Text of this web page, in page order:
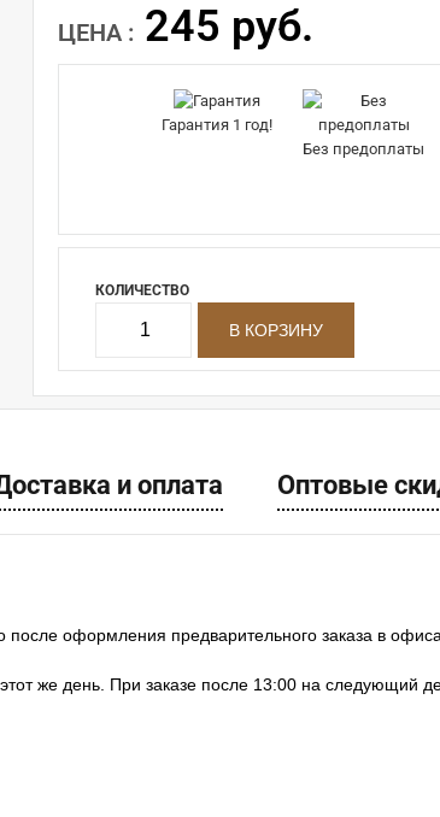
ЦЕНА : 245 руб.
Гарантия 1 год!
Без предоплаты
КОЛИЧЕСТВО
и оплата Оптовые
после оформления предварительного заказа в
же день. При заказе после 13:00 на следующий